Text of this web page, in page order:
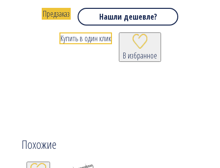
Нашли дешевле?
В избранное
Предзаказ
Купить в один клик
Похожие